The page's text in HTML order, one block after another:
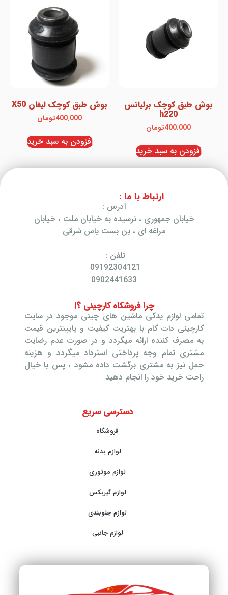
بوش طبق کوچک برلیانس
h220
400.000تومان
افزودن به سبد خرید
بوش طبق کوچک لیفان X50
400.000تومان
افزودن به سبد خرید
ارتباط با ما :
آدرس :
خیابان جمهوری ، نرسیده به خیابان ملت ، خیابان
مراغه ای ، بن بست یاس شرقی
تلفن :
09192304121
0902441633
چرا فروشکاه کارچینی ؟!
تمامی لوازم یدکی ماشین های چینی موجود در سایت
کارچینی دات کام با بهتریت کیفیت و پایینترین قیمت
به مصرف کننده ارائه میگردد و در صورت عدم رضایت
مشتری تمام وجه پرداختی استرداد میگردد و هزینه
حمل نیز به مشتری برگشت داده مشود ، پس با خیال
راحت خرید خود را انجام دهید
دسترسی سریع
فروشگاه
لوازم بدنه
لوازم موتوری
لوازم گیربکس
لوازم جلوبندی
لوازم جانبی